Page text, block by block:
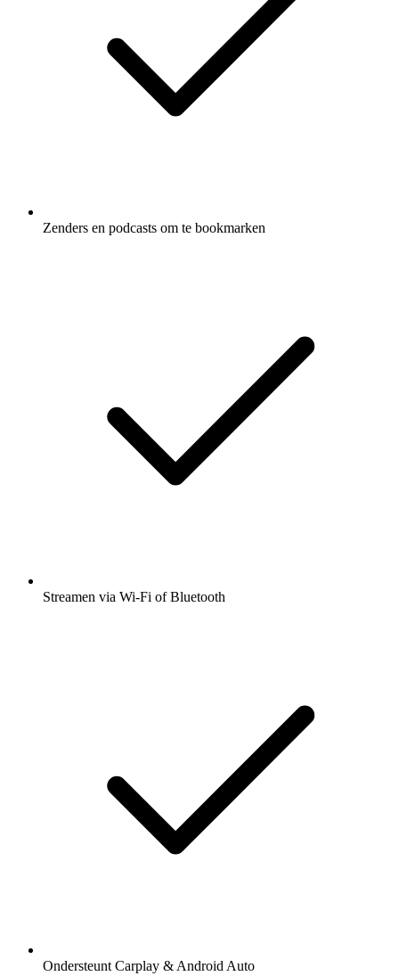
Zenders en podcasts om te bookmarken
Streamen via Wi-Fi of Bluetooth
Ondersteunt Carplay & Android Auto